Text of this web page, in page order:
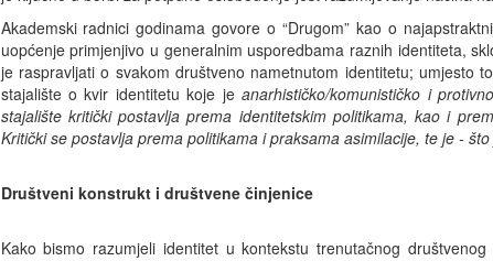
Akademski radnici godinama govore o “Drugom” kao o
uopćenje primjenjivo u generalnim usporedbama raznih identiteta,
je raspravljati o svakom društveno nametnutom identitetu; umjesto
stajalište o kvir identitetu koje jeanarhističko/komunističko i
stajalište kritički postavlja prema identitetskim politikama, kao i
Kritički se postavlja prema politikama i praksama asimilacije, te je -
Društveni konstrukt i društvene činjenice
Kako bismo razumjeli identitet u kontekstu trenutačnog